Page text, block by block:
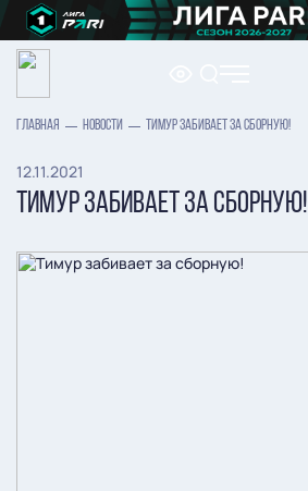
ГЛАВНАЯ НОВОСТИ ТИМУР ЗАБИВАЕТ ЗА СБОРНУЮ!
12.11.2021
ТИМУР ЗАБИВАЕТ ЗА СБОРНУЮ!